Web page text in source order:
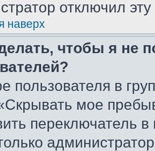
отключил
наверх
чтобы я не
пользователя в
мое
переключатель